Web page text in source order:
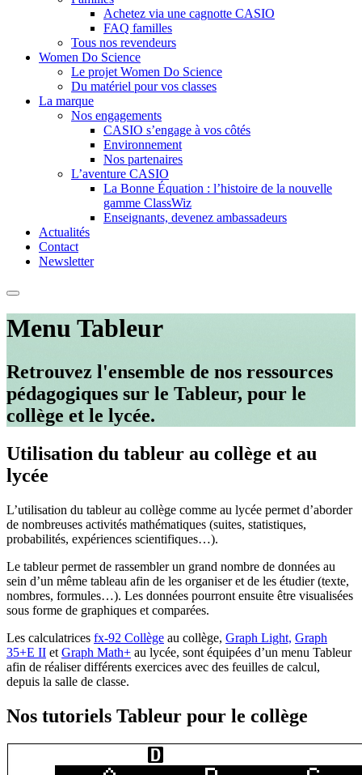
Achetez via une cagnotte CASIO
FAQ familles
Tous nos revendeurs
Women Do Science
Le projet Women Do Science
Du matériel pour vos classes
La marque
Nos engagements
CASIO s’engage à vos côtés
Environnement
Nos partenaires
L’aventure CASIO
La Bonne Équation : l’histoire de la nouvelle
gamme ClassWiz
Enseignants, devenez ambassadeurs
Actualités
Contact
Newsletter
Menu Tableur
Retrouvez l'ensemble de nos ressources
pédagogiques sur le Tableur, pour le
collège et le lycée.
Utilisation du tableur au collège et au
lycée
L’utilisation du tableur au collège comme au lycée permet d’aborder
de nombreuses activités mathématiques (suites, statistiques,
probabilités, expériences scientifiques…).
Le tableur permet de rassembler un grand nombre de données au
sein d’un même tableau afin de les organiser et de les étudier (texte,
nombres, formules…). Les données pourront ensuite être visualisées
sous forme de graphiques et comparées.
Les calculatrices fx-92 Collège au collège, Graph Light, Graph
35+E II et Graph Math+ au lycée, sont équipées d’un menu Tableur
afin de réaliser différents exercices avec des feuilles de calcul,
depuis la salle de classe.
Nos tutoriels Tableur pour le collège